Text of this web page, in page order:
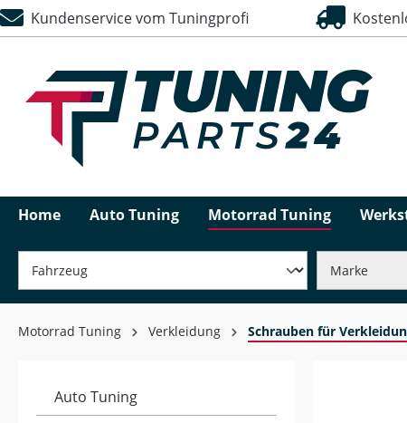
Zur Hauptnavigation springen
Kundenservice vom Tuningprofi
Home Auto Tuning Motorrad Tuning
Motorrad Tuning Verkleidung Schrauben für
Auto Tuning